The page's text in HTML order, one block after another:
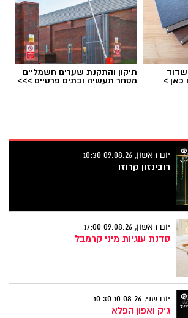
כאן >
תיקון והתקנת שערים חשמליים
מסחר תעשיה ובתים פרטיים >>>
יום ראשון, 09.08.26 10:30
רובינזון קרוזו
יום ראשון, 09.08.26 17:00
סדנת עוגיות מיני קרמבל
יום שני, 10.08.26 10:30
ג'ק ואפון הפלא